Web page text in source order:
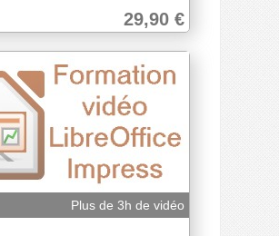
29,90 €
Plus de 3h de vidéo